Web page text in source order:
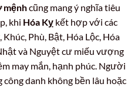
mệnhcũng mang ý nghĩa tiêu
khi Hóa Kỵ kết hợp với các
Phù, Bật, Hóa Lộc, Hóa
và Nguyệt cư miếu vượng
may mắn, hạnh phúc. Người
danh không bền lâu hoặc